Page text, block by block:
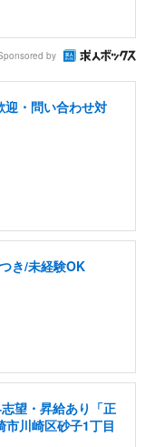
by
迎・問い合わせ対
き/未経験OK
望・昇給あり「正
川崎区砂子1丁目